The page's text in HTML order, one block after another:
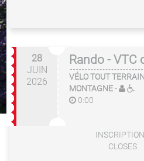
28
JUIN
2026
Rando - VTC
VÉLO TOUT
MONTAGNE-
0:00
CLOSES